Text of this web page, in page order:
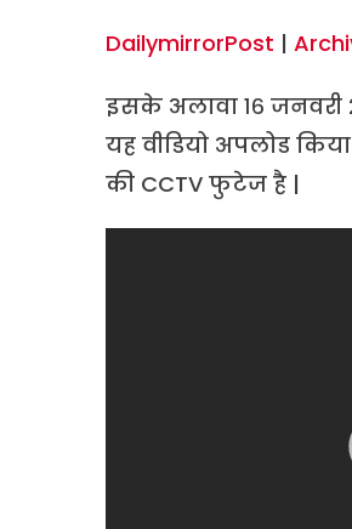
DailymirrorPost |
इसके अलावा १६ जनवरी
यह वीडियो अपलोड
की CCTV फुटेज है |